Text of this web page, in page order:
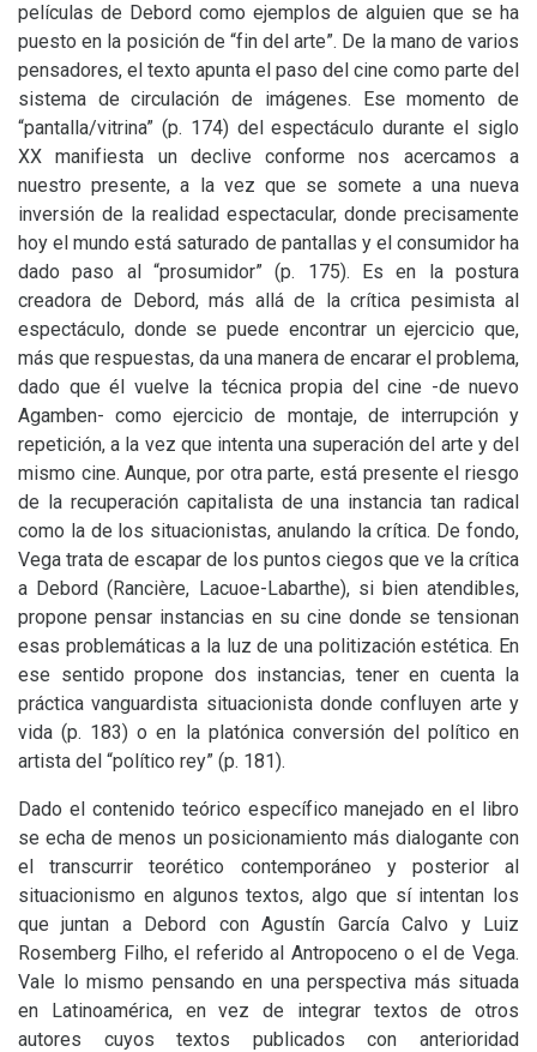
películas de Debord como ejemplos de alguien que se ha
puesto en la posición de “fin del arte”. De la mano de varios
pensadores, el texto apunta el paso del cine como parte del
sistema de circulación de imágenes. Ese momento de
“pantalla/vitrina” (p. 174) del espectáculo durante el siglo
XX manifiesta un declive conforme nos acercamos a
nuestro presente, a la vez que se somete a una nueva
inversión de la realidad espectacular, donde precisamente
hoy el mundo está saturado de pantallas y el consumidor ha
dado paso al “prosumidor” (p. 175). Es en la postura
creadora de Debord, más allá de la crítica pesimista al
espectáculo, donde se puede encontrar un ejercicio que,
más que respuestas, da una manera de encarar el problema,
dado que él vuelve la técnica propia del cine -de nuevo
Agamben- como ejercicio de montaje, de interrupción y
repetición, a la vez que intenta una superación del arte y del
mismo cine. Aunque, por otra parte, está presente el riesgo
de la recuperación capitalista de una instancia tan radical
como la de los situacionistas, anulando la crítica. De fondo,
Vega trata de escapar de los puntos ciegos que ve la crítica
a Debord (Rancière, Lacuoe-Labarthe), si bien atendibles,
propone pensar instancias en su cine donde se tensionan
esas problemáticas a la luz de una politización estética. En
ese sentido propone dos instancias, tener en cuenta la
práctica vanguardista situacionista donde confluyen arte y
vida (p. 183) o en la platónica conversión del político en
artista del “político rey” (p. 181).
Dado el contenido teórico específico manejado en el libro
se echa de menos un posicionamiento más dialogante con
el transcurrir teorético contemporáneo y posterior al
situacionismo en algunos textos, algo que sí intentan los
que juntan a Debord con Agustín García Calvo y Luiz
Rosemberg Filho, el referido al Antropoceno o el de Vega.
Vale lo mismo pensando en una perspectiva más situada
en Latinoamérica, en vez de integrar textos de otros
autores cuyos textos publicados con anterioridad